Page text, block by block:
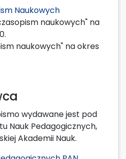
Naukowych
naukowych" na
naukowych" na okres
wydawane jest pod
Nauk Pedagogicznych,
Akademii Nauk.